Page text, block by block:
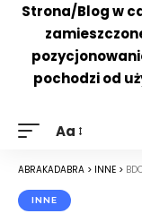
Strona/Blog w
pochodzi od
Aa
ABRAKADABRA > INNE >
INNE